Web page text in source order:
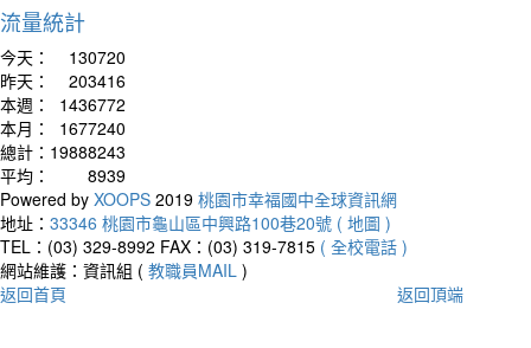
流量統計
今天：
130720
昨天：
203416
本週：
1436772
本月：
1677240
總計： 19888243
平均：
8939
Powered by XOOPS 2019 桃園市幸福國中全球資訊網
地址： 33346 桃園市龜山區中興路100巷20號 ( 地圖 )
TEL：(03) 329-8992 FAX：(03) 319-7815 ( 全校電話 )
網站維護：資訊組 ( 教職員MAIL )
返回首頁
返回頂端